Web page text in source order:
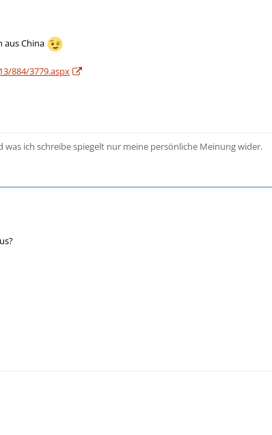
aus China
884/3779.aspx
was ich schreibe spiegelt nur meine persönliche Meinung wider.